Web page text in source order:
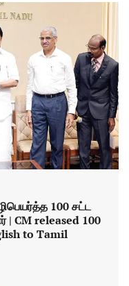
100 சட்ட
| CM released 100
to Tamil